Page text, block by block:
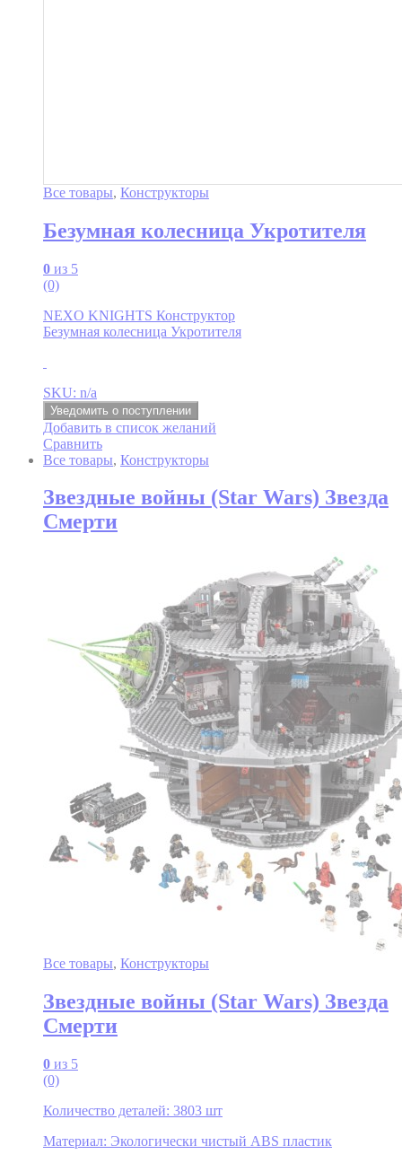
Все товары, Конструкторы
Безумная колесница Укротителя
0 из 5
(0)
NEXO KNIGHTS Конструктор
Безумная колесница Укротителя
SKU: n/a
Уведомить о поступлении
Добавить в список желаний
Сравнить
Все товары, Конструкторы
Звездные войны (Star Wars) Звезда
Смерти
Все товары, Конструкторы
Звездные войны (Star Wars) Звезда
Смерти
0 из 5
(0)
Количество деталей: 3803 шт
Материал: Экологически чистый ABS пластик